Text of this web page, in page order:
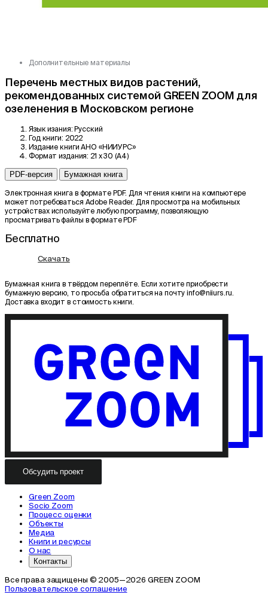
Дополнительные материалы
Перечень местных видов растений,
рекомендованных системой GREEN ZOOM для
озеленения в Московском регионе
Язык изания: Русский
Год книги: 2022
Издание книги АНО «НИИУРС»
Формат издания: 21 x 30 (А4)
PDF-версия Бумажная книга
Электронная книга в формате PDF. Для чтения книги на компьютере
может потребоваться Adobe Reader. Для просмотра на мобильных
устройствах используйте любую программу, позволяющую
просматривать файлы в формате PDF
Бесплатно
Скачать
Бумажная книга в твёрдом переплёте. Если хотите приобрести
бумажную версию, то просьба обратиться на почту info@niiurs.ru.
Доставка входит в стоимость книги.
Обсудить проект
Green Zoom
Socio Zoom
Процесс оценки
Объекты
Медиа
Книги и ресурсы
О нас
Контакты
Все права защищены © 2005—2026 GREEN ZOOM
Пользовательское соглашение